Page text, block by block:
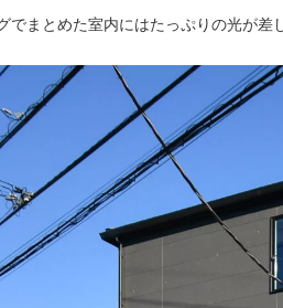
でまとめた室内にはたっぷりの光が差